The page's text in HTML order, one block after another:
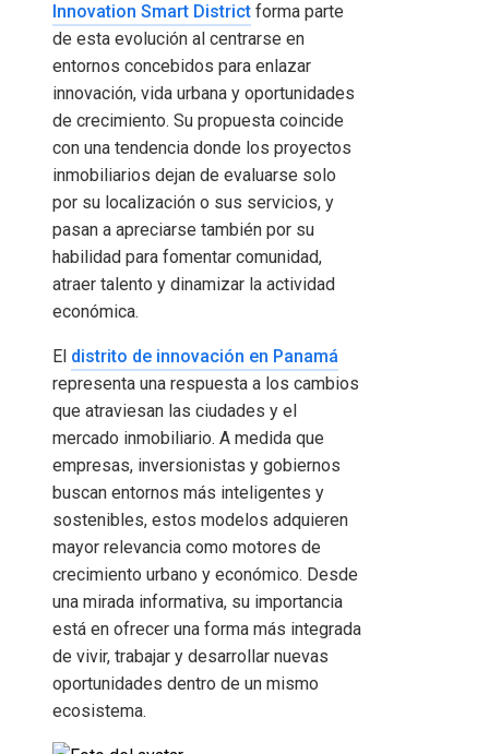
Innovation Smart District forma parte
de esta evolución al centrarse en
entornos concebidos para enlazar
innovación, vida urbana y oportunidades
de crecimiento. Su propuesta coincide
con una tendencia donde los proyectos
inmobiliarios dejan de evaluarse solo
por su localización o sus servicios, y
pasan a apreciarse también por su
habilidad para fomentar comunidad,
atraer talento y dinamizar la actividad
económica.
El distrito de innovación en Panamá
representa una respuesta a los cambios
que atraviesan las ciudades y el
mercado inmobiliario. A medida que
empresas, inversionistas y gobiernos
buscan entornos más inteligentes y
sostenibles, estos modelos adquieren
mayor relevancia como motores de
crecimiento urbano y económico. Desde
una mirada informativa, su importancia
está en ofrecer una forma más integrada
de vivir, trabajar y desarrollar nuevas
oportunidades dentro de un mismo
ecosistema.